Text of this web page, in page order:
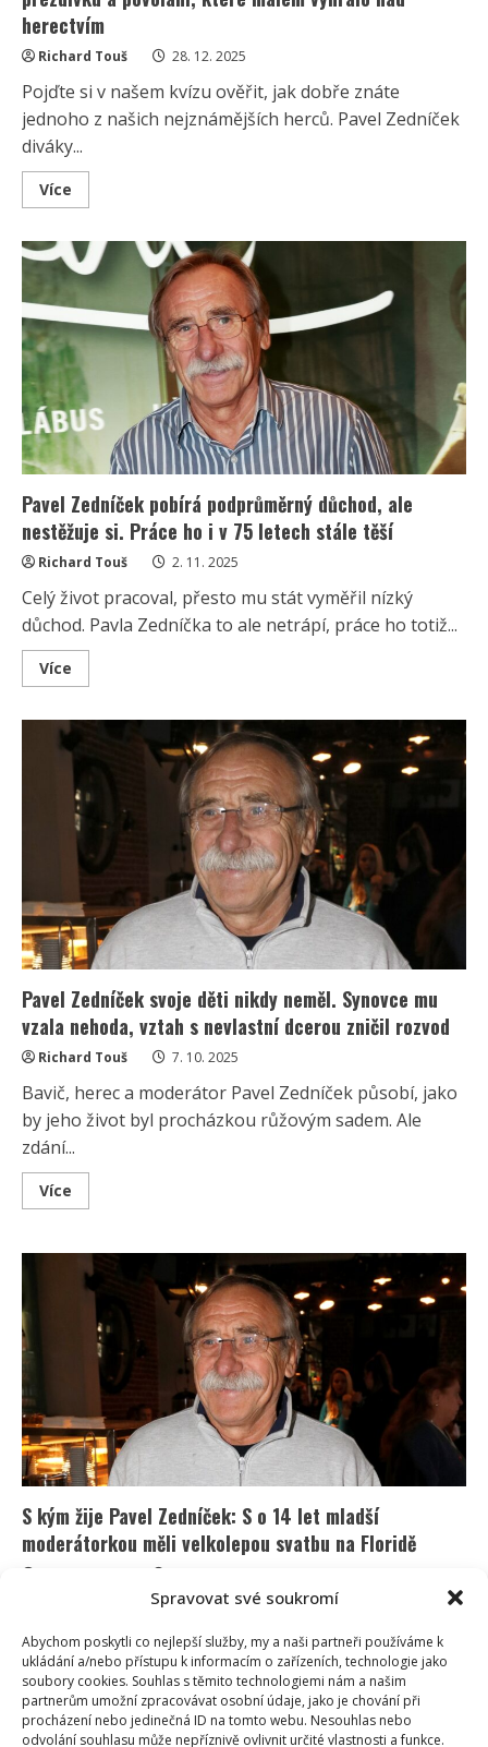
Spravovat své soukromí
Abychom poskytli co nejlepší služby, my a naši partneři používáme k
ukládání a/nebo přístupu k informacím o zařízeních, technologie jako
soubory cookies. Souhlas s těmito technologiemi nám a našim
partnerům umožní zpracovávat osobní údaje, jako je chování při
procházení nebo jedinečná ID na tomto webu. Nesouhlas nebo
odvolání souhlasu může nepříznivě ovlivnit určité vlastnosti a funkce.
herectvím
Richard Touš 28. 12. 2025
Pojďte si v našem kvízu ověřit, jak dobře znáte
jednoho z našich nejznámějších herců. Pavel Zedníček
diváky...
Více
more
pro
fanoušky
Pavla
Zedníčka:
Je
čas
zjistit
jeho
přezdívku
povolání,
které
málem
vyhrálo
nad
herectvím
Pavel Zedníček pobírá podprůměrný důchod, ale
nestěžuje si. Práce ho i v 75 letech stále těší
Richard Touš 2. 11. 2025
Celý život pracoval, přesto mu stát vyměřil nízký
důchod. Pavla Zedníčka to ale netrápí, práce ho totiž...
Více
more
podprůměrný
důchod,
ale
nestěžuje
si.
Práce
letech
stále
těší
Pavel Zedníček svoje děti nikdy neměl. Synovce mu
vzala nehoda, vztah s nevlastní dcerou zničil rozvod
Richard Touš 7. 10. 2025
Bavič, herec a moderátor Pavel Zedníček působí, jako
by jeho život byl procházkou růžovým sadem. Ale
zdání...
Více
more
Zedníček
děti
nikdy
Synovce
vzala
nehoda,
vztah
nevlastní
dcerou
zničil
rozvod
S kým žije Pavel Zedníček: S o 14 let mladší
moderátorkou měli velkolepou svatbu na Floridě
Známý herec a moderátor Pavel Zedníček se už
jednou rozvedl, na lásku však nezanevřel. Ba naopak,
se...
VíceRead
more
about